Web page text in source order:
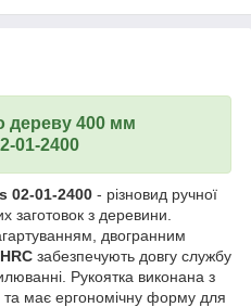
дереву 400 мм
01-2400
02-01-2400 - різновид ручної
заготовок з деревини.
двогранним
забезпечують довгу службу
Рукоятка виконана з
та має ергономічну форму для